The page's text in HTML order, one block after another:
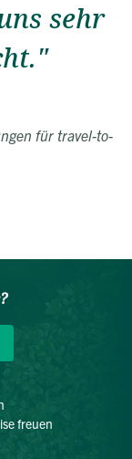
sehr
für travel-to-
freuen